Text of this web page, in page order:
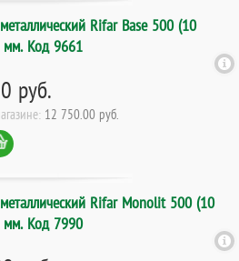
Rifar Base 500 (10
мм. Код 9661
руб.
12 750.00 руб.
Rifar Monolit 500 (10
мм. Код 7990